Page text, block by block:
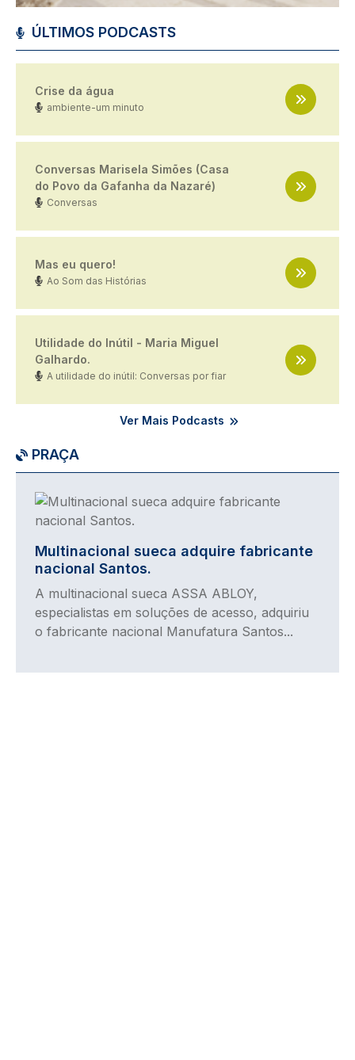
ÚLTIMOS PODCASTS
Crise da água
ambiente-um minuto
Conversas Marisela Simões (Casa
do Povo da Gafanha da Nazaré)
Conversas
Mas eu quero!
Ao Som das Histórias
Utilidade do Inútil - Maria Miguel
Galhardo.
A utilidade do inútil: Conversas por fiar
Ver Mais Podcasts
PRAÇA
Imagem
Multinacional sueca adquire fabricante
nacional Santos.
A multinacional sueca ASSA ABLOY,
especialistas em soluções de acesso, adquiriu
o fabricante nacional Manufatura Santos...